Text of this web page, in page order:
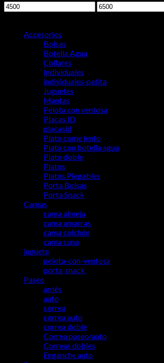
Min
price
Max
price
Accesorios
Bolsas
Botella Agua
Collares
Individuales
individuales-patita
Juguetes
Mantas
Pelota con ventosa
Placas ID
placasid
Plato come lento
Plato con botella agua
Plato doble
Platos
Platos Plegables
Porta Bolsas
Porta Snack
Camas
cama almeja
cama amarras
cama colchón
cama cuna
juguete
pelota-con-ventosa
porta-snack
Paseo
arnés
auto
correa
correa auto
correa doble
Correa paseo/auto
Correas dobles
Enganche auto